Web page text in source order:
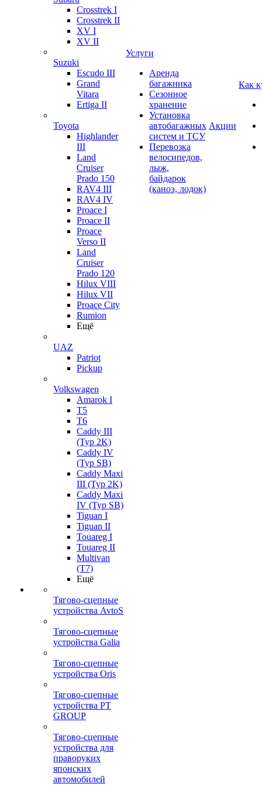
Crosstrek I
Crosstrek II
XV I
XV II
Suzuki
Escudo III
Grand
Vitara
Ertiga II
Toyota
Highlander
III
Land
Cruiser
Prado 150
RAV4 III
RAV4 IV
Proace I
Proace II
Proace
Verso II
Land
Cruiser
Prado 120
Hilux VIII
Hilux VII
Proace City
Rumion
Ещё
UAZ
Patriot
Pickup
Volkswagen
Amarok I
T5
T6
Caddy III
(Typ 2K)
Caddy IV
(Typ SB)
Caddy Maxi
III (Typ 2K)
Caddy Maxi
IV (Typ SB)
Tiguan I
Tiguan II
Touareg I
Touareg II
Multivan
(T7)
Ещё
Тягово-сцепные
устройства AvtoS
Тягово-сцепные
устройства Galia
Тягово-сцепные
устройства Oris
Тягово-сцепные
устройства PT
GROUP
Тягово-сцепные
устройства для
праворуких
японских
автомобилей
Услуги
Аренда
багажника
Сезонное
хранение
Установка
автобагажных
систем и ТСУ
Перевозка
велосипедов,
лыж,
байдарок
(каноэ, лодок)
Акции
Как